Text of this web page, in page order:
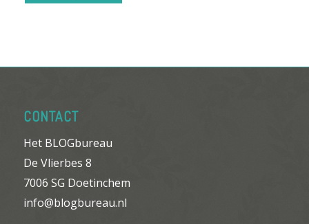
CONTACT
Het BLOGbureau
De Vlierbes 8
7006 SG Doetinchem
info@blogbureau.nl